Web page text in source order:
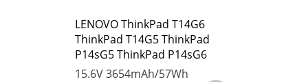
LENOVO ThinkPad T14G6
ThinkPad T14G5 ThinkPad
P14sG5 ThinkPad P14sG6
15.6V3654mAh/57Wh